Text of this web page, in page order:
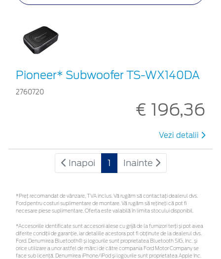
Pioneer* Subwoofer TS-WX140DA
2760720
€ 196,36
Vezi detalii
Inapoi 1 Inainte
*Preţ recomandat de vânzare, TVA inclus. Vă rugăm să contactaţi dealerul dvs.
Ford pentru costuri suplimentare de montare. Vă rugăm să rețineți că pot fi
necesare piese suplimentare. Oferta este valabilă în limita stocului disponibil.
*Accesoriile identificate sunt accesorii alese cu grijă de la furnizori terți și pot avea
diferite condiții de garanție, iar detaliile acestora pot fi obținute de la dealerul dvs.
Ford. Denumirea Bluetooth® și logourile sunt proprietatea Bluetooth SIG, Inc. și
orice utilizare a unor astfel de mărci de către compania Ford Motor Company se
face sub licență. Denumirea iPhone/iPod și logourile sunt proprietatea Apple Inc.